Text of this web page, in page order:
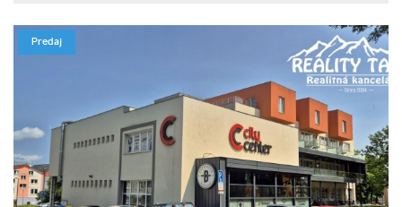
Predaj